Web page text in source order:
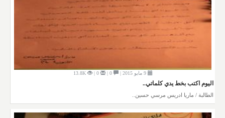
9 مايو 2015 | 0 |
0 |
13.8K
اليوم اكتب بخط يدي كلماتي..
الطالبة / ماريا ادريس مرسي حسين..